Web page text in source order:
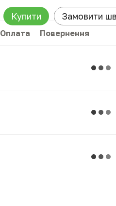
Купити Замовити
Оплата Повернення